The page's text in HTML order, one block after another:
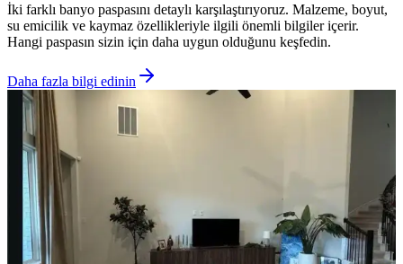
İki farklı banyo paspasını detaylı karşılaştırıyoruz. Malzeme, boyut,
su emicilik ve kaymaz özellikleriyle ilgili önemli bilgiler içerir.
Hangi paspasın sizin için daha uygun olduğunu keşfedin.
Daha fazla bilgi edinin